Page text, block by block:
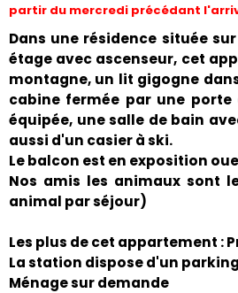
partir du mercredi précédant
Dans une résidence située
étage avec ascenseur, cet
montagne, un lit gigogne
cabine fermée par une
équipée, une salle de bain
aussi d'un casier à ski.
Le balcon est en exposition
Nos amis les animaux sont
animal par séjour)
Les plus de cet appartement :
La station dispose d'un
Ménage sur demande